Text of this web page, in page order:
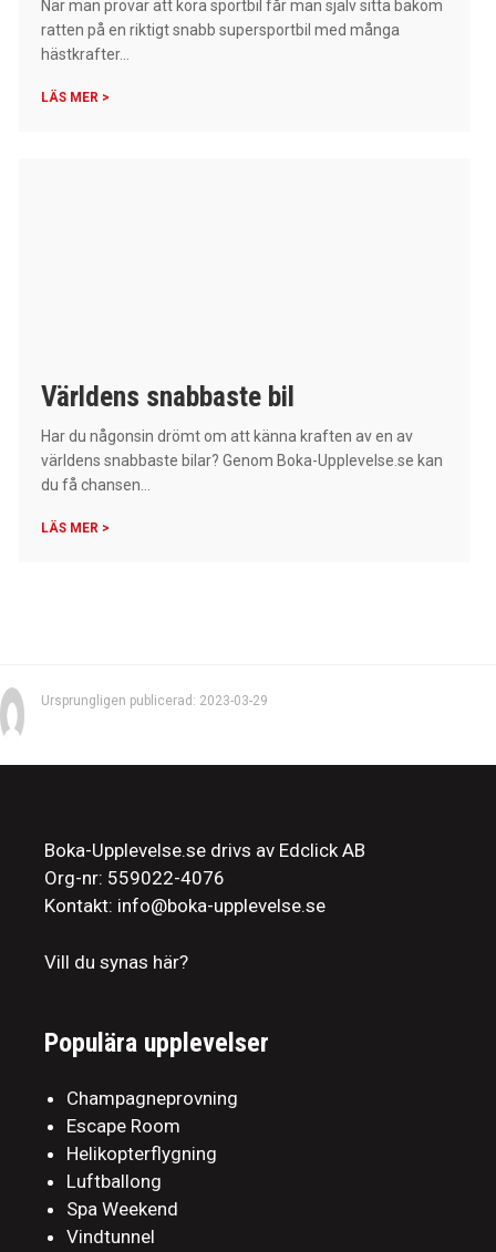
När man provar att köra sportbil får man själv sitta bakom
ratten på en riktigt snabb supersportbil med många
hästkrafter...
LÄS MER >
Världens snabbaste bil
Har du någonsin drömt om att känna kraften av en av
världens snabbaste bilar? Genom Boka-Upplevelse.se kan
du få chansen...
LÄS MER >
Ursprungligen publicerad: 2023-03-29
Boka-Upplevelse.se drivs av Edclick AB
Org-nr: 559022-4076
Kontakt: info@boka-upplevelse.se
Vill du synas här?
Populära upplevelser
Champagneprovning
Escape Room
Helikopterflygning
Luftballong
Spa Weekend
Vindtunnel